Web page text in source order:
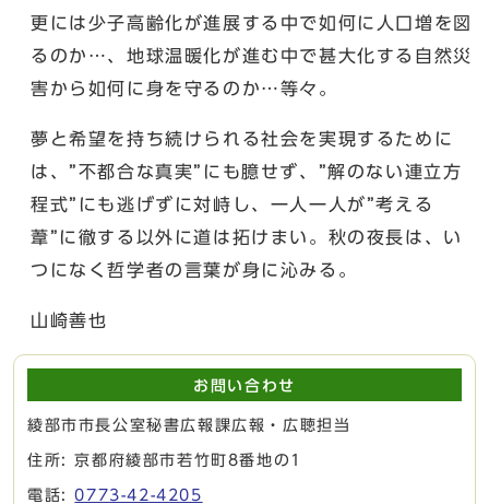
更には少子高齢化が進展する中で如何に人口増を図
るのか…、地球温暖化が進む中で甚大化する自然災
害から如何に身を守るのか…等々。
夢と希望を持ち続けられる社会を実現するために
は、”不都合な真実”にも臆せず、”解のない連立方
程式”にも逃げずに対峙し、一人一人が”考える
葦”に徹する以外に道は拓けまい。秋の夜長は、い
つになく哲学者の言葉が身に沁みる。
山崎善也
お問い合わせ
綾部市市長公室秘書広報課広報・広聴担当
住所: 京都府綾部市若竹町8番地の1
電話:0773-42-4205